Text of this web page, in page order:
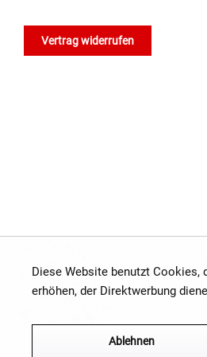
Vertrag widerrufen
Diese Website benutzt Cookies,
erhöhen, der Direktwerbung
Ablehnen